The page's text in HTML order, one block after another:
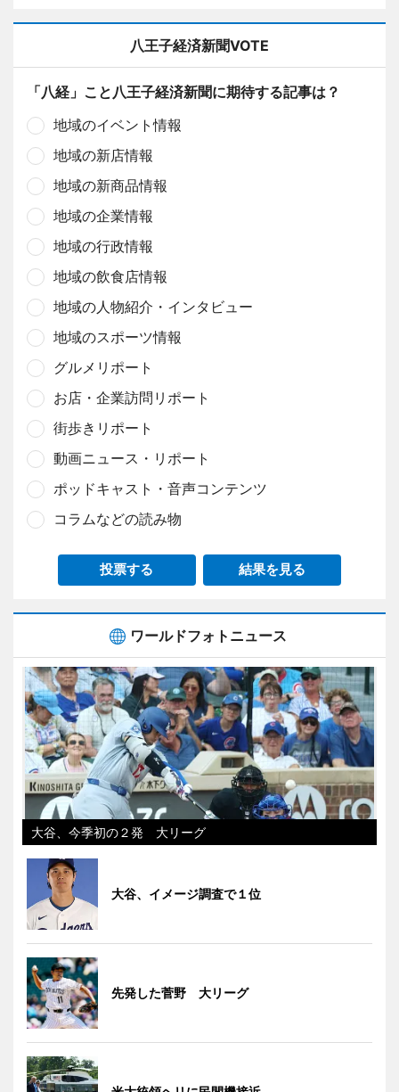
八王子経済新聞VOTE
「八経」こと八王子経済新聞に期待する記事は？
地域のイベント情報
地域の新店情報
地域の新商品情報
地域の企業情報
地域の行政情報
地域の飲食店情報
地域の人物紹介・インタビュー
地域のスポーツ情報
グルメリポート
お店・企業訪問リポート
街歩きリポート
動画ニュース・リポート
ポッドキャスト・音声コンテンツ
コラムなどの読み物
投票する 結果を見る
ワールドフォトニュース
大谷、今季初の２発 大リーグ
大谷、イメージ調査で１位
先発した菅野 大リーグ